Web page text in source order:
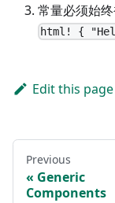
常量必须始
html! {
Edit this page
Previous
Generic
Components